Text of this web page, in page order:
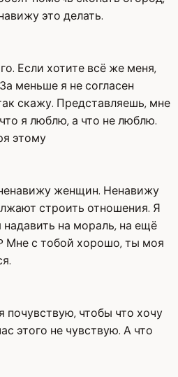
это делать.
Если хотите всё же меня,
меньше я не согласен
скажу. Представляешь, мне
я люблю, а что не люблю.
этому
женщин. Ненавижу
строить отношения. Я
на мораль, на ещё
Мне с тобой хорошо, ты моя
чтобы что хочу
этого не чувствую. А что